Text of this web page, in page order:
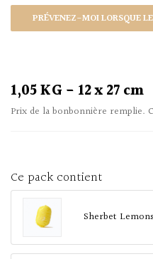
PRÉVENEZ-MOI LORSQUE
1,05 KG - 12 x 27 cm
Prix de la bonbonnière remplie.
Ce pack contient
Sherbet